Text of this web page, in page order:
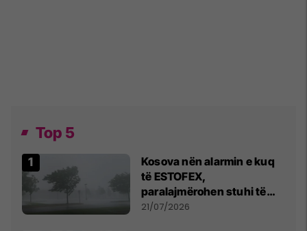
Top 5
Kosova nën alarmin e kuq
të ESTOFEX,
paralajmërohen stuhi të
fuqishme me breshër dhe
21/07/2026